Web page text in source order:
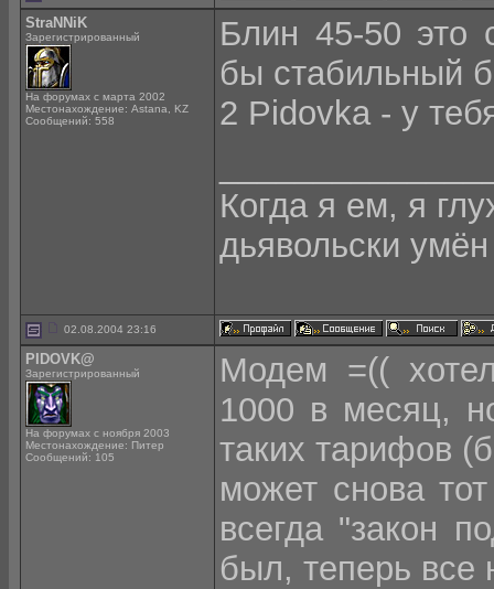
StraNNiK
Зарегистрированный
На форумах с марта 2002
Местонахождение: Astana, KZ
Сообщений: 558
Блин 45-50 это
бы стабильный
2 Pidovka - у
Когда я ем, я
дьявольски умён
02.08.2004 23:16
PIDOVK@
Зарегистрированный
На форумах с ноября 2003
Местонахождение: Питер
Сообщений: 105
Модем =((
1000 в месяц,
таких тарифов
может снова
всегда "закон
был, теперь все